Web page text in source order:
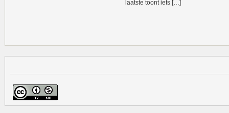
laatste toont iets […]